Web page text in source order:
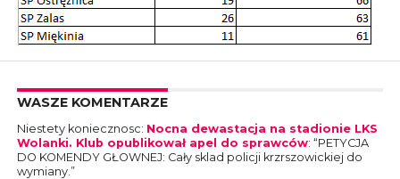
WASZE KOMENTARZE
Niestety koniecznosc: Nocna dewastacja na stadionie LKS
Wolanki. Klub opublikował apel do sprawców: “PETYCJA
DO KOMENDY GŁOWNEJ: Cały sklad policji krzrszowickiej do
wymiany.”